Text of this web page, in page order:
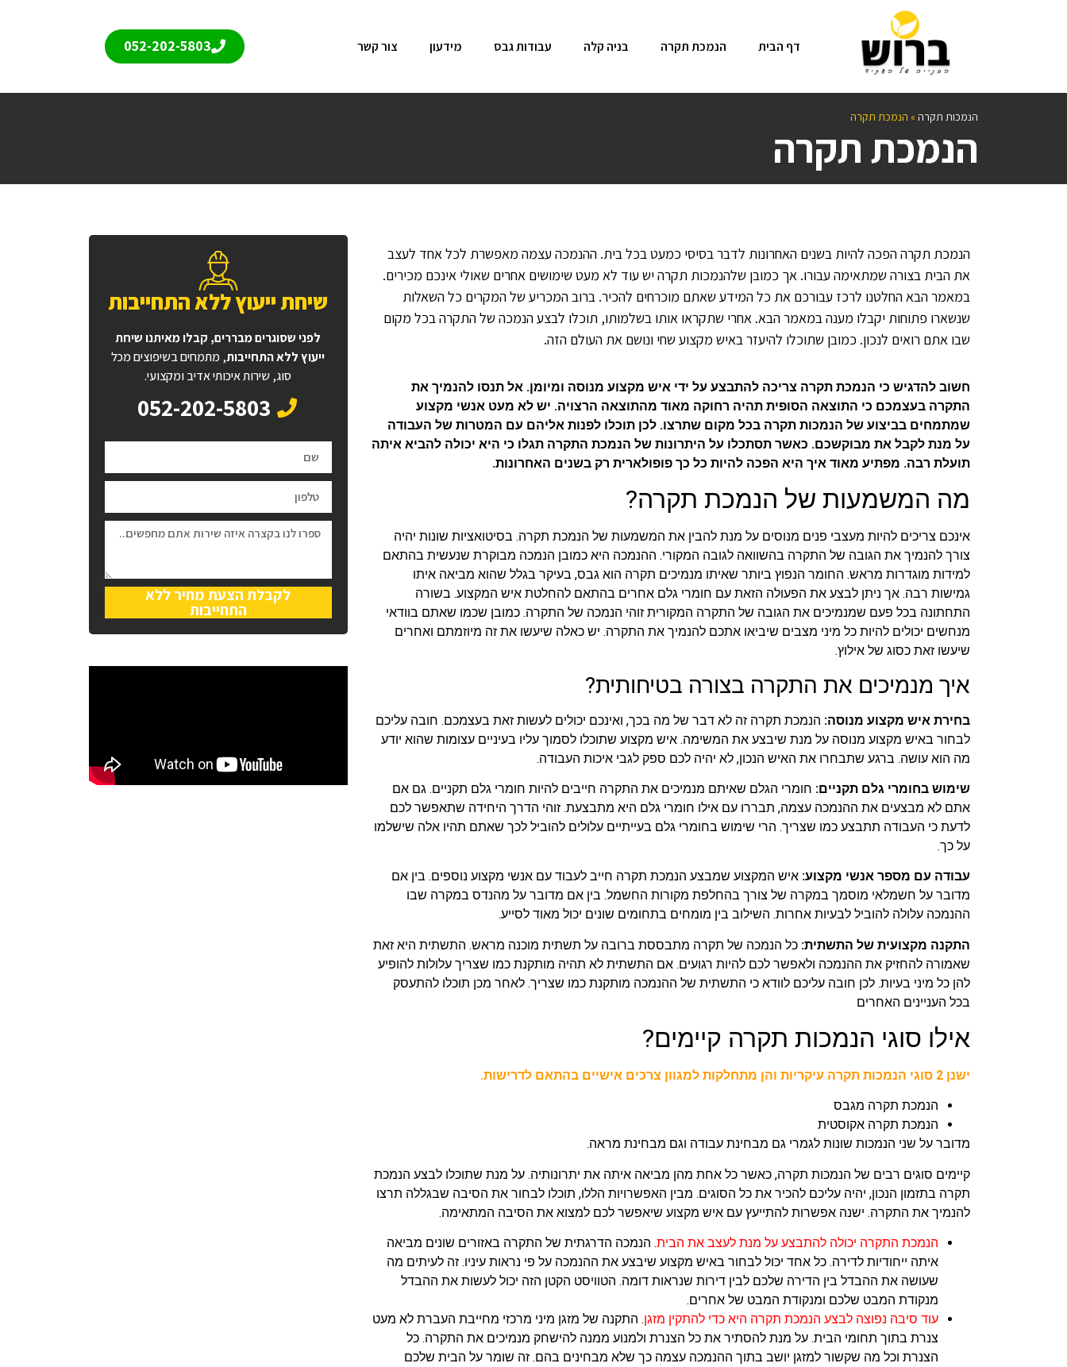
דף הבית הנמכת תקרה בניה קלה עבודות גבס מידעון צור קשר 052-202-5803
הנמכות תקרה » הנמכת תקרה
הנמכת תקרה
הנמכת תקרה הפכה להיות בשנים האחרונות לדבר בסיסי כמעט בכל בית. ההנמכה עצמה מאפשרת לכל אחד לעצב
את הבית בצורה שמתאימה עבורו. אך כמובן שלהנמכות תקרה יש עוד לא מעט שימושים אחרים שאולי אינכם מכירים.
במאמר הבא החלטנו לרכז עבורכם את כל המידע שאתם מוכרחים להכיר. ברוב המכריע של המקרים כל השאלות
שנשארו פתוחות יקבלו מענה במאמר הבא. אחרי שתקראו אותו בשלמותו, תוכלו לבצע הנמכה של התקרה בכל מקום
שבו אתם רואים לנכון. כמובן שתוכלו להיעזר באיש מקצוע שחי ונושם את העולם הזה.
חשוב להדגיש כי הנמכת תקרה צריכה להתבצע על ידי איש מקצוע מנוסה ומיומן. אל תנסו להנמיך את
התקרה בעצמכם כי התוצאה הסופית תהיה רחוקה מאוד מהתוצאה הרצויה. יש לא מעט אנשי מקצוע
שמתמחים בביצוע של הנמכות תקרה בכל מקום שתרצו. לכן תוכלו לפנות אליהם עם המטרות של העבודה
על מנת לקבל את מבוקשכם. כאשר תסתכלו על היתרונות של הנמכת התקרה תגלו כי היא יכולה להביא איתה
תועלת רבה. מפתיע מאוד איך היא הפכה להיות כל כך פופולארית רק בשנים האחרונות.
מה המשמעות של הנמכת תקרה?
אינכם צריכים להיות מעצבי פנים מנוסים על מנת להבין את המשמעות של הנמכת תקרה. בסיטואציות שונות יהיה
צורך להנמיך את הגובה של התקרה בהשוואה לגובה המקורי. ההנמכה היא כמובן הנמכה מבוקרת שנעשית בהתאם
למידות מוגדרות מראש. החומר הנפוץ ביותר שאיתו מנמיכים תקרה הוא גבס, בעיקר בגלל שהוא מביאה איתו
גמישות רבה. אך ניתן לבצע את הפעולה הזאת עם חומרי גלם אחרים בהתאם להחלטת איש המקצוע. בשורה
התחתונה בכל פעם שמנמיכים את הגובה של התקרה המקורית זוהי הנמכה של התקרה. כמובן שכמו שאתם בוודאי
מנחשים יכולים להיות כל מיני מצבים שיביאו אתכם להנמיך את התקרה. יש כאלה שיעשו את זה מיוזמתם ואחרים
שיעשו זאת כסוג של אילוץ.
איך מנמיכים את התקרה בצורה בטיחותית?
בחירת איש מקצוע מנוסה: הנמכת תקרה זה לא דבר של מה בכך, ואינכם יכולים לעשות זאת בעצמכם. חובה עליכם
לבחור באיש מקצוע מנוסה על מנת שיבצע את המשימה. איש מקצוע שתוכלו לסמוך עליו בעיניים עצומות שהוא יודע
מה הוא עושה. ברגע שתבחרו את האיש הנכון, לא יהיה לכם ספק לגבי איכות העבודה.
שימוש בחומרי גלם תקניים: חומרי הגלם שאיתם מנמיכים את התקרה חייבים להיות חומרי גלם תקניים. גם אם
אתם לא מבצעים את ההנמכה עצמה, תבררו עם אילו חומרי גלם היא מתבצעת. זוהי הדרך היחידה שתאפשר לכם
לדעת כי העבודה תתבצע כמו שצריך. הרי שימוש בחומרי גלם בעייתיים עלולים להוביל לכך שאתם תהיו אלה שישלמו
על כך.
עבודה עם מספר אנשי מקצוע: איש המקצוע שמבצע הנמכת תקרה חייב לעבוד עם אנשי מקצוע נוספים. בין אם
מדובר על חשמלאי מוסמך במקרה של צורך בהחלפת מקורות החשמל. בין אם מדובר על מהנדס במקרה שבו
ההנמכה עלולה להוביל לבעיות אחרות. השילוב בין מומחים בתחומים שונים יכול מאוד לסייע.
התקנה מקצועית של התשתית: כל הנמכה של תקרה מתבססת ברובה על תשתית מוכנה מראש. התשתית היא זאת
שאמורה להחזיק את ההנמכה ולאפשר לכם להיות רגועים. אם התשתית לא תהיה מותקנת כמו שצריך עלולות להופיע
להן כל מיני בעיות. לכן חובה עליכם לוודא כי התשתית של ההנמכה מותקנת כמו שצריך. לאחר מכן תוכלו להתעסק
בכל העניינים האחרים
אילו סוגי הנמכות תקרה קיימים?
ישנן 2 סוגי הנמכות תקרה עיקריות והן מתחלקות למגוון צרכים אישיים בהתאם לדרישות.
הנמכת תקרה מגבס
הנמכת תקרה אקוסטית
מדובר על שני הנמכות שונות לגמרי גם מבחינת עבודה וגם מבחינת מראה.
קיימים סוגים רבים של הנמכות תקרה, כאשר כל אחת מהן מביאה איתה את יתרונותיה. על מנת שתוכלו לבצע הנמכת
תקרה בתזמון הנכון, יהיה עליכם להכיר את כל הסוגים. מבין האפשרויות הללו, תוכלו לבחור את הסיבה שבגללה תרצו
להנמיך את התקרה. ישנה אפשרות להתייעץ עם איש מקצוע שיאפשר לכם למצוא את הסיבה המתאימה.
הנמכת התקרה יכולה להתבצע על מנת לעצב את הבית. הנמכה הדרגתית של התקרה באזורים שונים מביאה
איתה ייחודיות לדירה. כל אחד יכול לבחור באיש מקצוע שיבצע את ההנמכה על פי נראות עיניו. זה לעיתים מה
שעושה את ההבדל בין הדירה שלכם לבין דירות שנראות דומה. הטוויסט הקטן הזה יכול לעשות את ההבדל
מנקודת המבט שלכם ומנקודת המבט של אחרים.
עוד סיבה נפוצה לבצע הנמכת תקרה היא כדי להתקין מזגן. התקנה של מזגן מיני מרכזי מחייבת העברת לא מעט
צנרת בתוך תחומי הבית. על מנת להסתיר את כל הצנרת ולמנוע ממנה להישחק מנמיכים את התקרה. כל
הצנרת וכל מה שקשור למזגן יושב בתוך ההנמכה עצמה כך שלא מבחינים בהם. זה שומר על הבית שלכם
שיחת ייעוץ ללא התחייבות
לפני שסוגרים מבררים, קבלו מאיתנו שיחת
ייעוץ ללא התחייבות, מתמחים בשיפוצים מכל
סוג, שירות איכותי אדיב ומקצועי.
052-202-5803
לקבלת הצעת מחיר ללא
התחייבות